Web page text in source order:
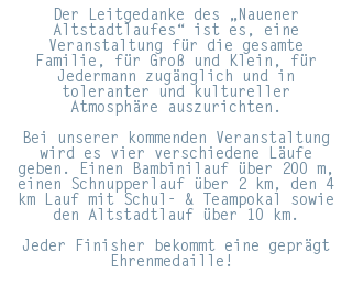
Der Leitgedanke des „Nauener
Altstadtlaufes“ ist es, eine
Veranstaltung für die
gesamte
Familie, für Groß und Klein, für
Jedermann zugänglich und in
toleranter und kultureller
Atmosphäre auszurichten.
Bei unserer kommenden Veranstaltung
wird es
vier verschiedene Läufe
geben. Einen Bambinilauf über
200 m,
einen Schnupperlauf über
2 km, den
4
kmLauf mit Schul- & Teampokal sowie
den Altstadtlauf über
10 km.
Jeder Finisher bekommt eine geprägt
Ehrenmedaille!